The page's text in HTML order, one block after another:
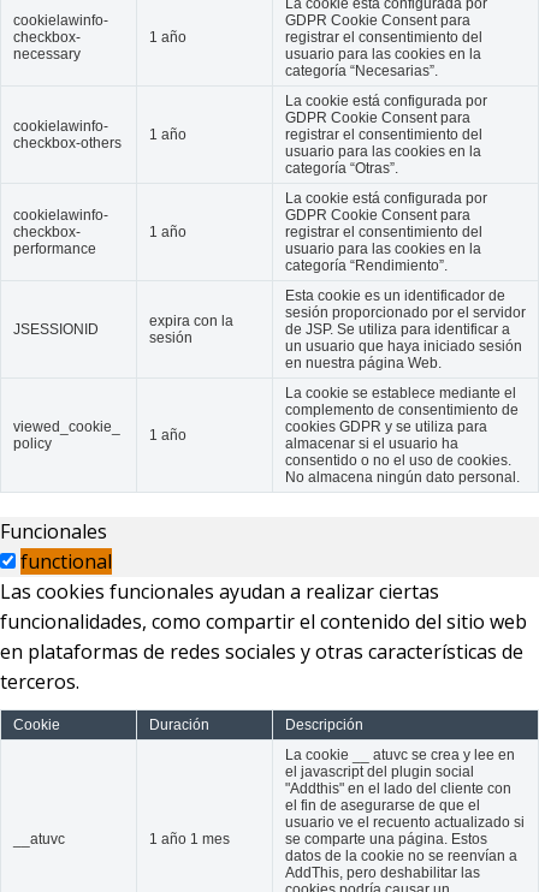
cookielawinfo-
checkbox-
necessary
1 año
La cookie está configurada por
GDPR Cookie Consent para
registrar el consentimiento del
usuario para las cookies en la
categoría “Necesarias”.
cookielawinfo-
checkbox-others
1 año
La cookie está configurada por
GDPR Cookie Consent para
registrar el consentimiento del
usuario para las cookies en la
categoría “Otras”.
cookielawinfo-
checkbox-
performance
1 año
La cookie está configurada por
GDPR Cookie Consent para
registrar el consentimiento del
usuario para las cookies en la
categoría “Rendimiento”.
JSESSIONID
expira con la
sesión
Esta cookie es un identificador de
sesión proporcionado por el servidor
de JSP. Se utiliza para identificar a
un usuario que haya iniciado sesión
en nuestra página Web.
viewed_cookie_
policy
1 año
La cookie se establece mediante el
complemento de consentimiento de
cookies GDPR y se utiliza para
almacenar si el usuario ha
consentido o no el uso de cookies.
No almacena ningún dato personal.
Funcionales
functional
Las cookies funcionales ayudan a realizar ciertas
funcionalidades, como compartir el contenido del sitio web
en plataformas de redes sociales y otras características de
terceros.
Cookie Duración Descripción
__atuvc 1 año 1 mes
La cookie __ atuvc se crea y lee en
el javascript del plugin social
"Addthis" en el lado del cliente con
el fin de asegurarse de que el
usuario ve el recuento actualizado si
se comparte una página. Estos
datos de la cookie no se reenvían a
AddThis, pero deshabilitar las